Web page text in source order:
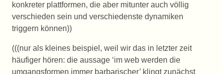
konkreter plattformen, die aber mitunter auch völlig
verschieden sein und verschiedenste dynamiken
triggern können))
(((nur als kleines beispiel, weil wir das in letzter zeit
häufiger hören: die aussage ‘im web werden die
umgangsformen immer barbarischer’ klingt zunächst